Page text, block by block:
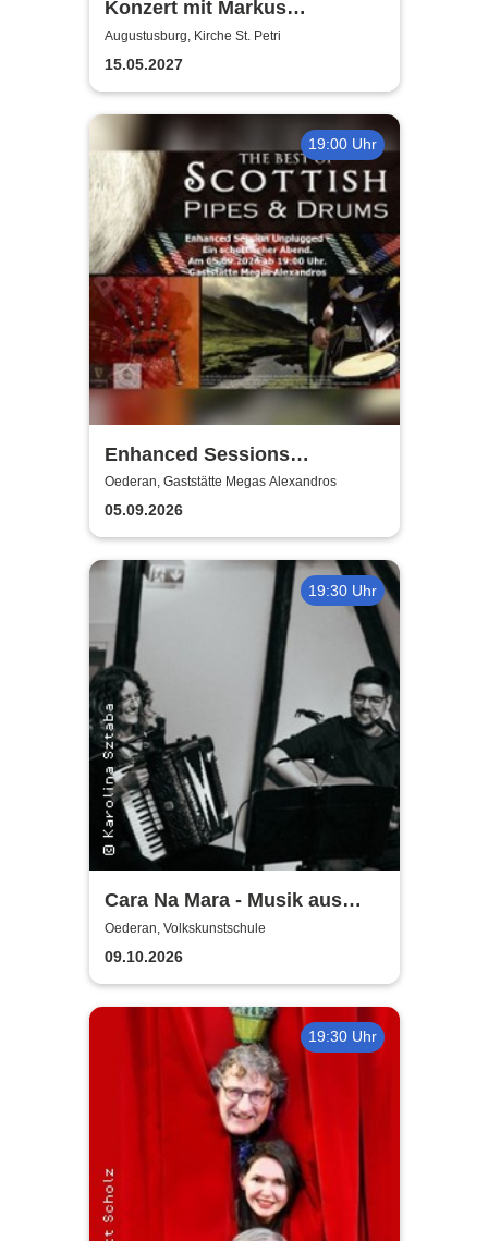
Konzert mit Markus
Kaufmann - Till Eulenspiegels
Streiche
Augustusburg, Kirche St. Petri
15.05.2027
19:00 Uhr
Enhanced Sessions
Unplugged
Oederan, Gaststätte Megas Alexandros
05.09.2026
19:30 Uhr
Cara Na Mara - Musik aus
Irland
Oederan, Volkskunstschule
09.10.2026
19:30 Uhr